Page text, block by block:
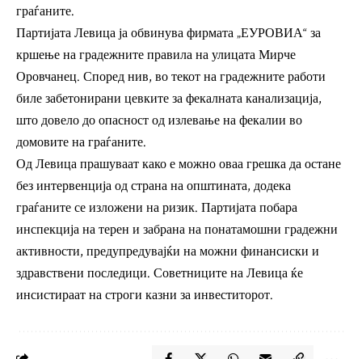
граѓаните.
Партијата Левица ја обвинува фирмата „ЕУРОВИА“ за
кршење на градежните правила на улицата Мирче
Оровчанец. Според нив, во текот на градежните работи
биле забетонирани цевките за фекалната канализација,
што довело до опасност од излевање на фекалии во
домовите на граѓаните.
Од Левица прашуваат како е можно оваа грешка да остане
без интервенција од страна на општината, додека
граѓаните се изложени на ризик. Партијата побара
инспекција на терен и забрана на понатамошни градежни
активности, предупредувајќи на можни финансиски и
здравствени последици. Советниците на Левица ќе
инсистираат на строги казни за инвеститорот.